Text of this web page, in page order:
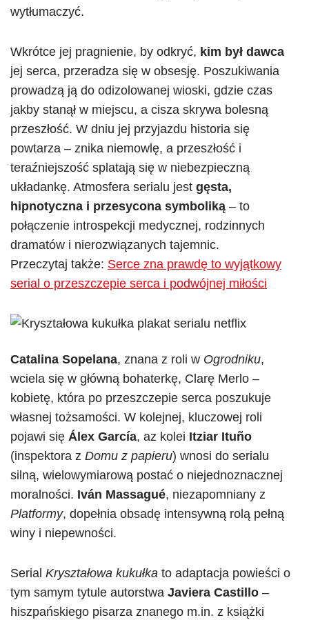
wytłumaczyć.
Wkrótce jej pragnienie, by odkryć, kim był dawca
jej serca, przeradza się w obsesję. Poszukiwania
prowadzą ją do odizolowanej wioski, gdzie czas
jakby stanął w miejscu, a cisza skrywa bolesną
przeszłość. W dniu jej przyjazdu historia się
powtarza – znika niemowlę, a przeszłość i
teraźniejszość splatają się w niebezpieczną
układankę. Atmosfera serialu jest gęsta,
hipnotyczna i przesycona symboliką – to
połączenie introspekcji medycznej, rodzinnych
dramatów i nierozwiązanych tajemnic.
Przeczytaj także: Serce zna prawdę to wyjątkowy
serial o przeszczepie serca i podwójnej miłości
Catalina Sopelana, znana z roli w Ogrodniku,
wciela się w główną bohaterkę, Clarę Merlo –
kobietę, która po przeszczepie serca poszukuje
własnej tożsamości. W kolejnej, kluczowej roli
pojawi się Álex García, az kolei Itziar Ituño
(inspektora z Domu z papieru) wnosi do serialu
silną, wielowymiarową postać o niejednoznacznej
moralności. Iván Massagué, niezapomniany z
Platformy, dopełnia obsadę intensywną rolą pełną
winy i niepewności.
Serial Kryształowa kukułka to adaptacja powieści o
tym samym tytule autorstwa Javiera Castillo –
hiszpańskiego pisarza znanego m.in. z książki